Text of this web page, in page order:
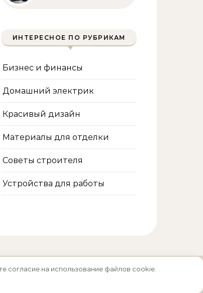
ИНТЕРЕСНОЕ ПО РУБРИКАМ
Бизнес и финансы
Домашний электрик
Красивый дизайн
Материалы для отделки
Советы строителя
Устройства для работы
согласие на использование файлов cookie.